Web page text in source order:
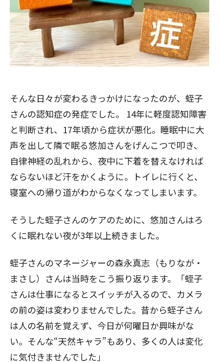
そんな日々が変わるきっかけになったのが、蛭子
さんの認知症の発症でした。
14年に軽度認知障害
と判断され、17年頃から症状が悪化。睡眠中に大
声を出して隣で眠る悠加さんをげんこつで叩き、
自律神経の乱れから、夜中に下着を替えなければ
ならないほど汗をかくように。トイレに行くと、
寝室への帰り道がわからなくなってしまいます。
そうした蛭子さんのケアのために、悠加さんはろ
くに眠れない夜が3年以上続きました。
蛭子さんのマネージャーの森永真志（もりなが・
まさし）さんは当時をこう振り返ります。「蛭子
さんは仕事になるとスイッチが入るので、カメラ
の前の姿は変わりませんでした。昔から蛭子さん
は人の名前を覚えず、今日が何曜日か興味がな
い。そんな“天然キャラ”もあり、多くの人は変化
に気付きませんでした」